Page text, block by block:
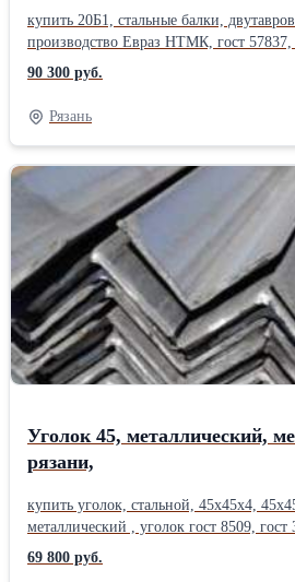
купить 20Б1, стальные балки,
производство Евраз НТМК, гост 57837,
3сп,С255, 3пс , С245,
С345. Нормальные двутавры: балка
50Б, 55Б, 60Б, 70Б.Широкополочный
30Ш, 35Ш, 40Ш, 45Ш, 50Ш, 60Ш,
Двутавр колонный: балка 20К, 25К,
монорельсовая: 24М, 30М, 36М, 45М.
метров, металлопрокат в наличии,
склады в 38 городах России. Лист
по области. Также , всегда можно
металлторг: трубу круглую, труба
прямоугольная. Лист стальной, круг,
.купить металлопрокат ,арматура а i,
уголок, шестигранник
90 300 руб.
Рязань
Уголок 45, металлический,
рязани,
купить уголок, стальной, 45х45х4,
металлический , уголок гост 8509, гост
метра уголка, уголок цена ,уточняйте у
1 уголка . Резка уголок равнополочный,
69 800 руб.